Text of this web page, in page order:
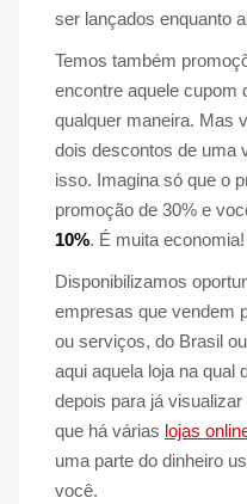
ser lançados enquanto
Temos também
encontre aquele cupom
qualquer maneira. Mas
dois descontos de uma
isso. Imagina só que o
promoção de 30% e
10%. É muita economia!
Disponibilizamos
empresas que vendem
ou serviços, do Brasil
aqui aquela loja na qual
depois para já
que há várias lojas
uma parte do dinheiro
você.